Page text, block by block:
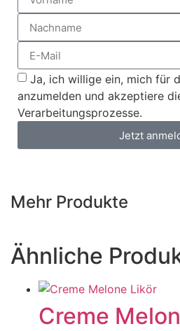
Ja, ich willige ein, mich für
anzumelden und akzeptiere
Verarbeitungsprozesse.
Jetzt
Mehr Produkte
Ähnliche
Creme